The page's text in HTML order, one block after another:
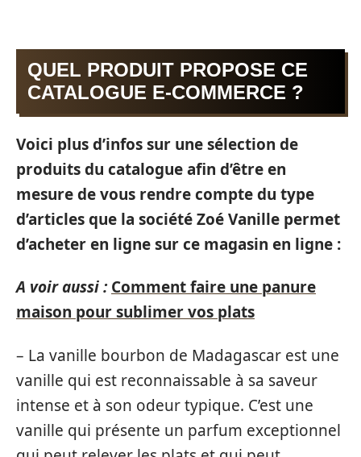
QUEL PRODUIT PROPOSE CE
CATALOGUE E-COMMERCE ?
Voici plus d’infos sur une sélection de
produits du catalogue afin d’être en
mesure de vous rendre compte du type
d’articles que la société Zoé Vanille permet
d’acheter en ligne sur ce magasin en ligne :
A voir aussi : Comment faire une panure
maison pour sublimer vos plats
– La vanille bourbon de Madagascar est une
vanille qui est reconnaissable à sa saveur
intense et à son odeur typique. C’est une
vanille qui présente un parfum exceptionnel